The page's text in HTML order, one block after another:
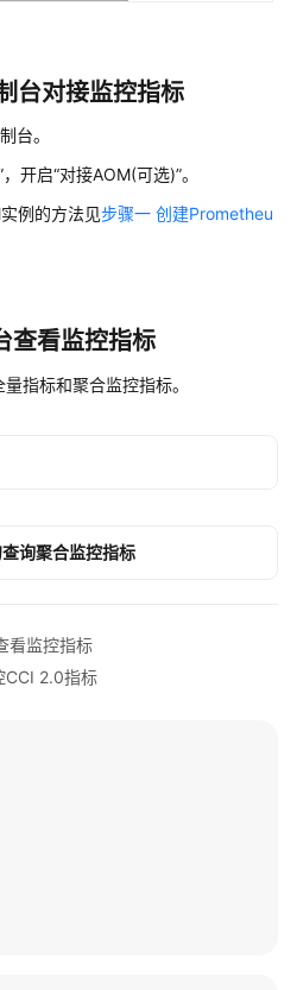
台对接监控指标
台。
开启“对接AOM(可选)”。
例的方法见步骤一 创建Prometheu
查看监控指标
指标和聚合监控指标。
询聚合监控指标
看监控指标
CCI 2.0指标